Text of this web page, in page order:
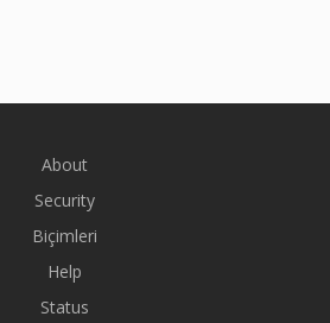
About
Security
Biçimleri
Help
Status